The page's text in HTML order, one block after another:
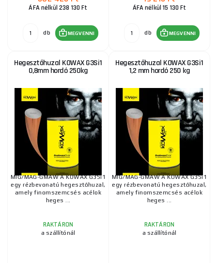
ÁFA nélkül 238 130 Ft
db MEGVENNI
ÁFA nélkül 15 130 Ft
db MEGVENNI
Hegesztőhuzal KOWAX G3Si1
0,8mm hordó 250kg
MIG/MAG-GMAW A KOWAX G3Si1
egy rézbevonatú hegesztőhuzal,
amely finomszemcsés acélok
heges ...
RAKTÁRON
a szállítónál
Hegesztőhuzal KOWAX G3Si1
1,2 mm hordó 250 kg
MIG/MAG-GMAW A KOWAX G3Si1
egy rézbevonatú hegesztőhuzal,
amely finomszemcsés acélok
heges ...
RAKTÁRON
a szállítónál